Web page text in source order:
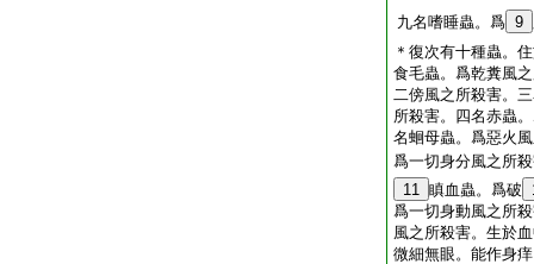
九名嗜睡蟲。爲 9
＊復次有十種蟲。
食毛蟲。爲乾糞風
二傍風之所殺害。
所殺害。四名赤蟲
名蛔母蟲。爲惡火
爲一切身分風之所
11 瞋血蟲。爲破
爲一切身動風之所
風之所殺害。生於
微細無眼。能作身